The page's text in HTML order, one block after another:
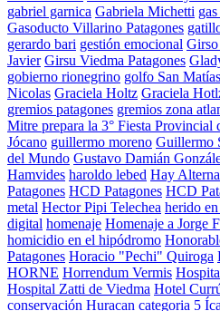
gabriel garnica Gabriela Michetti
Gasoducto Villarino Patagones
gerardo bari gestión emocional Girso
Javier Girsu Viedma Patagones
gobierno rionegrino golfo San Matías
Nicolas Graciela Holtz Graciela
gremios patagones gremios zona
Mitre prepara la 3° Fiesta Provincial
Jócano guillermo moreno Guillermo
del Mundo Gustavo Damián
Hamvides haroldo lebed Hay
Patagones HCD Patagones HCD
metal Hector Pipi Telechea herido
digital homenaje Homenaje a Jorge
homicidio en el hipódromo
Patagones Horacio "Pechi" Quiroga
HORNE Horrendum Vermis
Hospital Zatti de Viedma Hotel
conservación Huracan categoria 5